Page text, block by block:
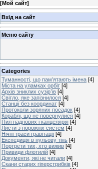
[Мой сайт]
Вхід на сайт
Меню сайту
Categories
Туманності, що пам’ятають імена [4]
Міста на уламках орбіт [4]
Архів зниклих сузір’їв [4]
Світло, яке запізнилося [4]
Станції без координат [4]
Протоколи зоряних посадок [4]
Кораблі, що не повернулися [4]
Пил наднових і канцелярія [4]
Листи з порожніх систем [4]
Нічні траси гравітації [4]
Експедиція в нульову тінь [4]
Портрети тих, хто вижив [4]
Привиди флотилій [4]
Документи, які не читали [4]
Скани старих гіперстрибків [4]